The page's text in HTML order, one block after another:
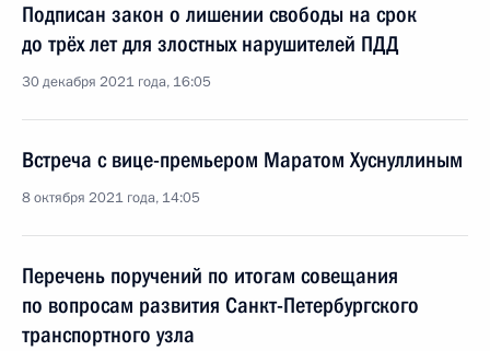
Подписан закон о лишении свободы на срок
до трёх лет для злостных нарушителей ПДД
30 декабря 2021 года, 16:05
Встреча с вице-премьером Маратом Хуснуллиным
8 октября 2021 года, 14:05
Перечень поручений по итогам совещания
по вопросам развития Санкт-Петербургского
транспортного узла